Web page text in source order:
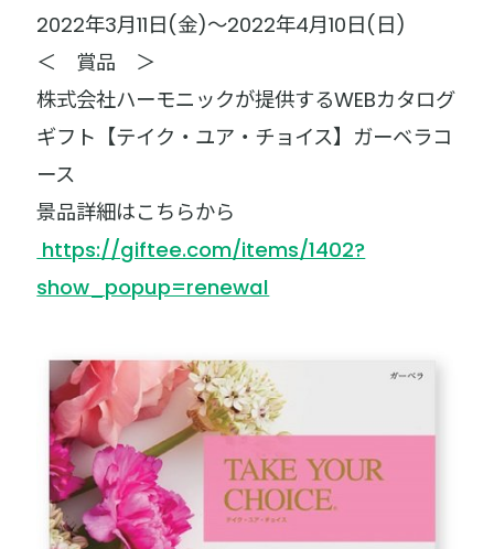
2022年3月11日(金)～2022年4月10日(日)
＜ 賞品 ＞
株式会社ハーモニックが提供するWEBカタログ
ギフト【テイク・ユア・チョイス】ガーベラコ
ース
景品詳細はこちらから
https://giftee.com/items/1402?
show_popup=renewal